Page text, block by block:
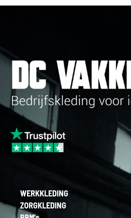
WERKKLEDING
ZORGKLEDING